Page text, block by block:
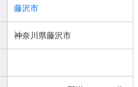
藤沢市
神奈川県藤沢市